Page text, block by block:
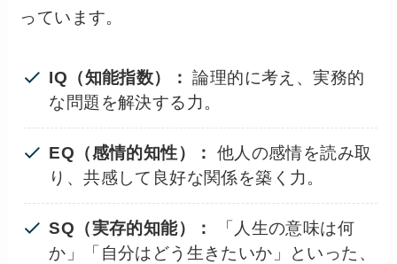
っています。
IQ（知能指数）： 論理的に考え、実務的
な問題を解決する力。
EQ（感情的知性）：
他人の感情を読み取
り、共感して良好な関係を築く力。
SQ（実存的知能）：
「人生の意味は何
か」「自分はどう生きたいか」といった、